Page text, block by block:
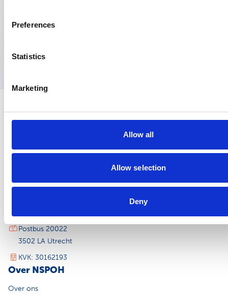
Preferences
Statistics
Marketing
Allow all
Allow selection
Deny
Contact
Postbus 20022
3502 LA Utrecht
KVK: 30162193
Over NSPOH
Over ons